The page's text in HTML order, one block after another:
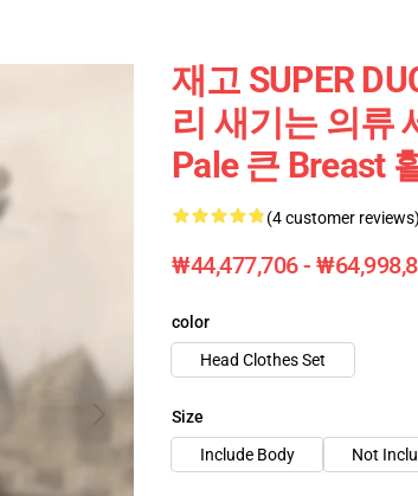
재고 SUPER
리 새기는 의류
Pale 큰 Breast
(4 customer
₩44,477,706 -
color
Head Clothes Set
Size
Include Body
Not